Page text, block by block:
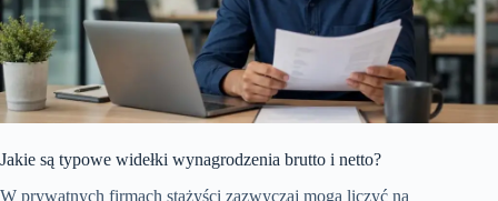
Jakie są typowe widełki wynagrodzenia brutto i netto?
W prywatnych firmach stażyści zazwyczaj mogą liczyć na